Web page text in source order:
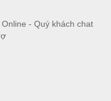
- Quý khách chat